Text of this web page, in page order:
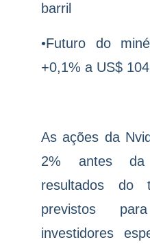
barril
•Futuro do
+0,1% a US$
As ações da
2% antes da
resultados do
previstos
investidores